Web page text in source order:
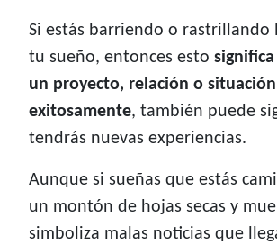
Si estás barriendo o rastrillando
tu sueño, entonces esto
un proyecto, relación o situación
exitosamente, también puede
tendrás nuevas experiencias.
Aunque si sueñas que estás
un montón de hojas secas y
simboliza malas noticias que